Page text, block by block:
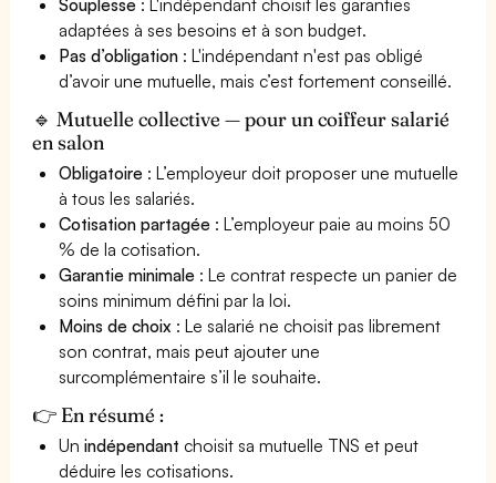
adaptées à ses besoins et à son budget.
Pas d’obligation : L'indépendant n'est pas obligé
d’avoir une mutuelle, mais c’est fortement conseillé.
🔹 Mutuelle collective — pour un coiffeur salarié
en salon
Obligatoire : L’employeur doit proposer une mutuelle
à tous les salariés.
Cotisation partagée : L’employeur paie au moins 50
% de la cotisation.
Garantie minimale : Le contrat respecte un panier de
soins minimum défini par la loi.
Moins de choix : Le salarié ne choisit pas librement
son contrat, mais peut ajouter une
surcomplémentaire s’il le souhaite.
👉 En résumé :
Unindépendant choisit sa mutuelle TNS et peut
déduire les cotisations.